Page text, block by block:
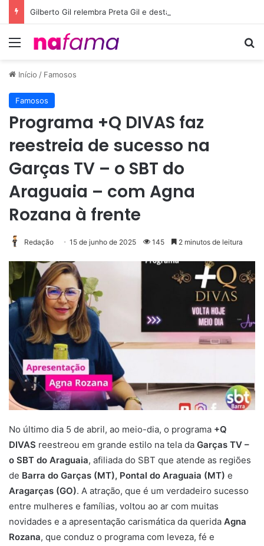
Menu
Início / Famosos
Famosos
Programa +Q DIVAS faz
reestreia de sucesso na
Garças TV – o SBT do
Araguaia – com Agna
Rozana à frente
Redação 15 de junho de 2025 145 2 minutos de leitura
No último dia 5 de abril, ao meio-dia, o programa +Q
DIVAS reestreou em grande estilo na tela da Garças TV –
o SBT do Araguaia, afiliada do SBT que atende as regiões
de Barra do Garças (MT), Pontal do Araguaia (MT) e
Aragarças (GO). A atração, que é um verdadeiro sucesso
entre mulheres e famílias, voltou ao ar com muitas
novidades e a apresentação carismática da querida Agna
Rozana, que conduz o programa com leveza, fé e